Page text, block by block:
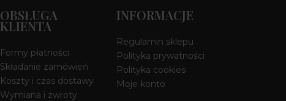
OBSŁUGA
KLIENTA
Formy płatności
Składanie zamówień
Koszty i czas dostawy
Wymiana i zwroty
INFORMACJE
Regulamin sklepu
Polityka prywatności
Polityka cookies
Moje konto